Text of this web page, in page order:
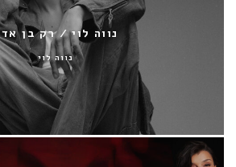
נווה לוי / רק בן
נווה לוי